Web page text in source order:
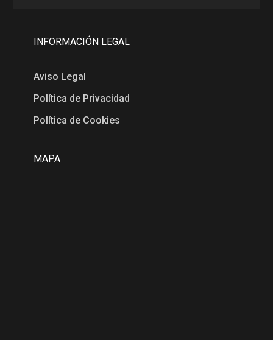
INFORMACIÓN LEGAL
Aviso Legal
Política de Privacidad
Política de Cookies
MAPA